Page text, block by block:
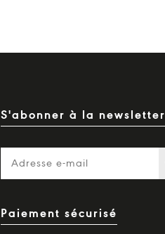
S'abonner à la newsletter
Paiement sécurisé